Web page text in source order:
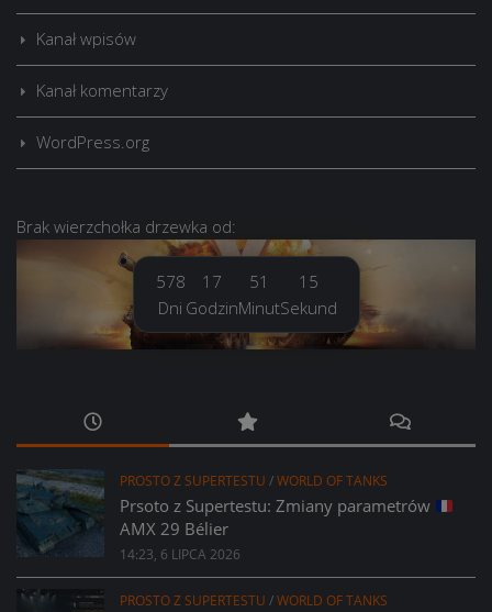
Kanał wpisów
Kanał komentarzy
WordPress.org
Brak wierzchołka drzewka od:
578
Dni
17
Godzin
51
Minut
15
Sekund
PROSTO Z SUPERTESTU /WORLD OF TANKS
Prsoto z Supertestu: Zmiany parametrów
AMX 29 Bélier
14:23, 6 LIPCA 2026
PROSTO Z SUPERTESTU /WORLD OF TANKS